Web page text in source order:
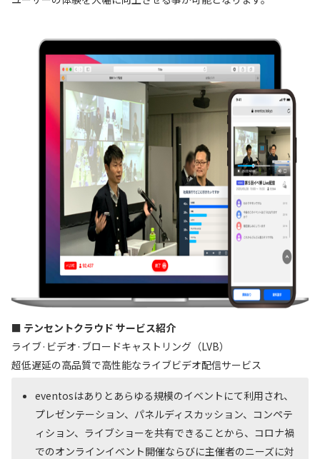
■ テンセントクラウド サービス紹介
ライブ·ビデオ·ブロードキャストリング（LVB）
超低遅延の高品質で高性能なライブビデオ配信サービス
eventosはありとあらゆる規模のイベントにて利用され、
プレゼンテーション、パネルディスカッション、コンペテ
ィション、ライブショーを共有できることから、コロナ禍
でのオンラインイベント開催ならびに主催者のニーズに対